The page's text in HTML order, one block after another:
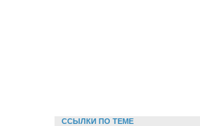
ССЫЛКИ ПО ТЕМЕ